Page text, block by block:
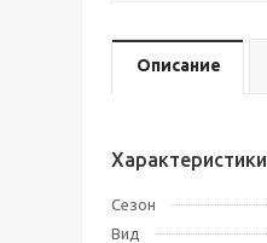
Описание
Характеристики
Сезон
Вид